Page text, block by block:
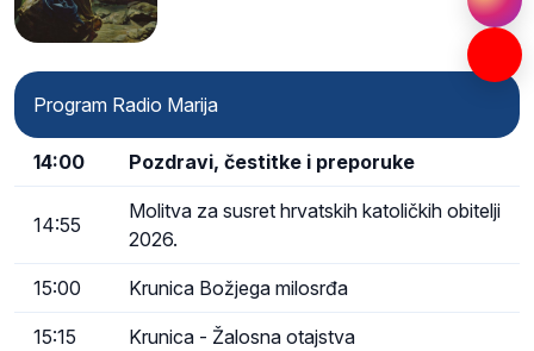
Program Radio Marija
14:00 Pozdravi, čestitke i preporuke
14:55
Molitva za susret hrvatskih katoličkih obitelji
2026.
15:00 Krunica Božjega milosrđa
15:15 Krunica - Žalosna otajstva